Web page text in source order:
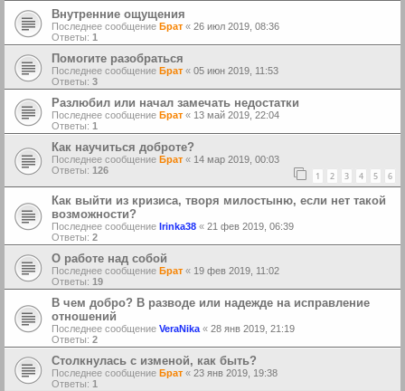
Внутренние ощущения
Последнее сообщение Брат « 26 июл 2019, 08:36
Ответы: 1
Помогите разобраться
Последнее сообщение Брат « 05 июн 2019, 11:53
Ответы: 3
Разлюбил или начал замечать недостатки
Последнее сообщение Брат « 13 май 2019, 22:04
Ответы: 1
Как научиться доброте?
Последнее сообщение Брат « 14 мар 2019, 00:03
Ответы: 126 1 2 3 4 5 6
Как выйти из кризиса, творя милостыню, если нет такой
возможности?
Последнее сообщение Irinka38 « 21 фев 2019, 06:39
Ответы: 2
О работе над собой
Последнее сообщение Брат « 19 фев 2019, 11:02
Ответы: 19
В чем добро? В разводе или надежде на исправление
отношений
Последнее сообщение VeraNika « 28 янв 2019, 21:19
Ответы: 2
Столкнулась с изменой, как быть?
Последнее сообщение Брат « 23 янв 2019, 19:38
Ответы: 1